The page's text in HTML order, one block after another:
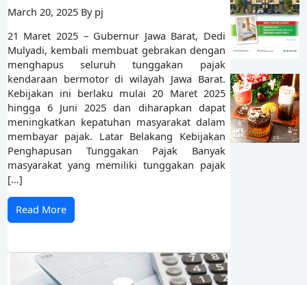
March 20, 2025 By pj
21 Maret 2025 – Gubernur Jawa Barat, Dedi
Mulyadi, kembali membuat gebrakan dengan
menghapus seluruh tunggakan pajak
kendaraan bermotor di wilayah Jawa Barat.
Kebijakan ini berlaku mulai 20 Maret 2025
hingga 6 Juni 2025 dan diharapkan dapat
meningkatkan kepatuhan masyarakat dalam
membayar pajak. Latar Belakang Kebijakan
Penghapusan Tunggakan Pajak Banyak
masyarakat yang memiliki tunggakan pajak
[…]
Read More